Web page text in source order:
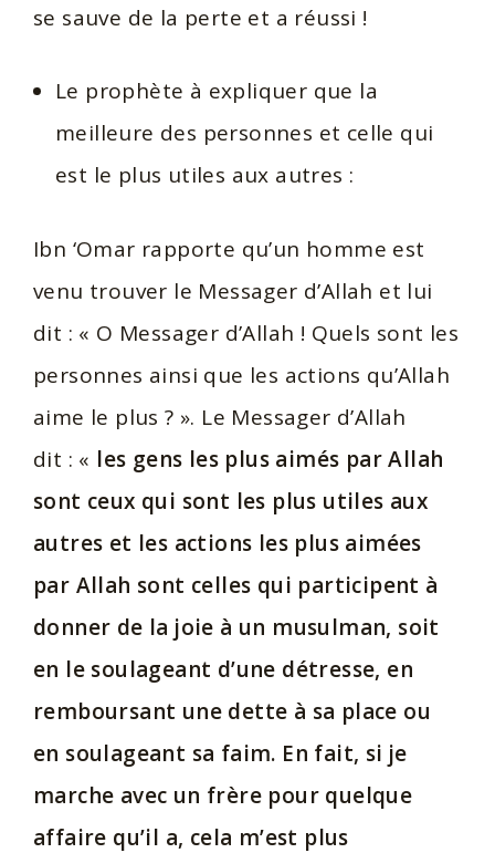
se sauve de la perte et a réussi !
Le prophète à expliquer que la
meilleure des personnes et celle qui
est le plus utiles aux autres :
Ibn ‘Omar rapporte qu’un homme est
venu trouver le Messager d’Allah et lui
dit : « O Messager d’Allah ! Quels sont les
personnes ainsi que les actions qu’Allah
aime le plus ? ». Le Messager d’Allah
dit : « les gens les plus aimés par Allah
sont ceux qui sont les plus utiles aux
autres et les actions les plus aimées
par Allah sont celles qui participent à
donner de la joie à un musulman, soit
en le soulageant d’une détresse, en
remboursant une dette à sa place ou
en soulageant sa faim. En fait, si je
marche avec un frère pour quelque
affaire qu’il a, cela m’est plus